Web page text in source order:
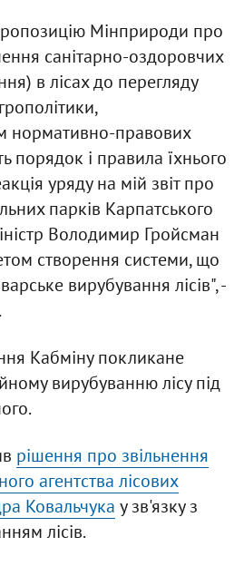
Мінприроди про
санітарно-оздоровчих
в лісах до перегляду
нормативно-правових
порядок і правила їхнього
уряду на мій звіт про
парків Карпатського
Володимир Гройсман
створення системи, що
вирубування лісів", -
Кабміну покликане
вирубуванню лісу під
рішення про звільнення
агентства лісових
Ковальчука у зв'язку з
лісів.